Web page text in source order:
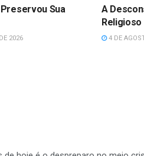
Sua
2026
A
Religioso
4 DE